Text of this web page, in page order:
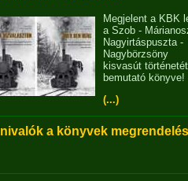
Megjelent a KBK
a Szob -
Nagyirtáspuszta -
Nagybörzsöny
kisvasút történetét
bemutató könyve!
(...)
a könyvek